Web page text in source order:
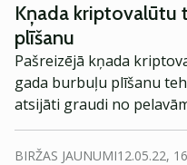
Kņada kriptovalūtu
plīšanu
Pašreizējā kņada
gada burbuļu plīšanu
atsijāti graudi no
uzņēmumi ir
BIRŽAS JAUNUMI12.05.22,